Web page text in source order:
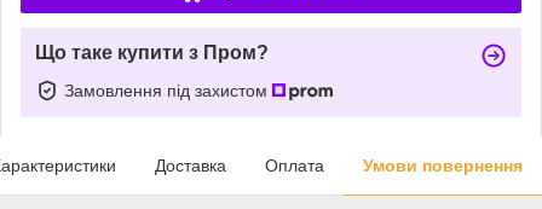
Що таке купити з Пром?
Замовлення під захистом
Доставка Оплата Умови повернення